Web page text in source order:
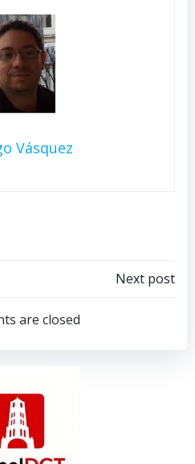
Vásquez
navigation
Next post
are closed